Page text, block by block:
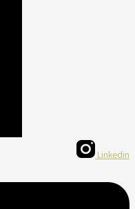
Linkedin